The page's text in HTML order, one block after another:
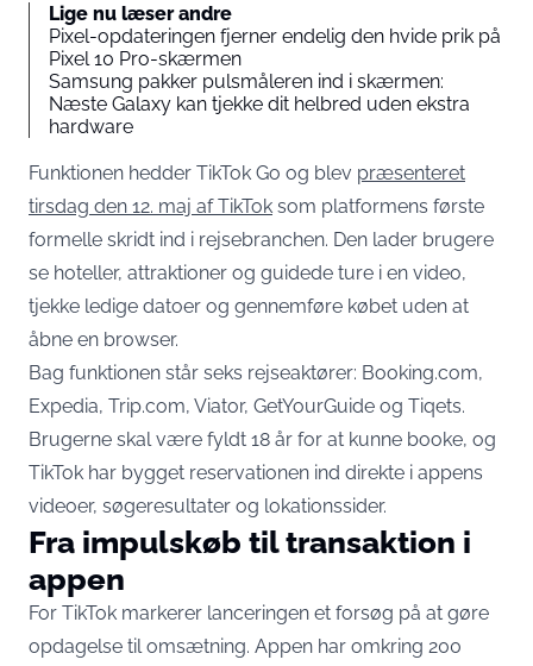
Lige nu læser andre
Pixel-opdateringen fjerner endelig den hvide prik på
Pixel 10 Pro-skærmen
Samsung pakker pulsmåleren ind i skærmen:
Næste Galaxy kan tjekke dit helbred uden ekstra
hardware
Funktionen hedder TikTok Go og blev præsenteret
tirsdag den 12. maj af TikTok som platformens første
formelle skridt ind i rejsebranchen. Den lader brugere
se hoteller, attraktioner og guidede ture i en video,
tjekke ledige datoer og gennemføre købet uden at
åbne en browser.
Bag funktionen står seks rejseaktører: Booking.com,
Expedia, Trip.com, Viator, GetYourGuide og Tiqets.
Brugerne skal være fyldt 18 år for at kunne booke, og
TikTok har bygget reservationen ind direkte i appens
videoer, søgeresultater og lokationssider.
Fra impulskøb til transaktion i
appen
For TikTok markerer lanceringen et forsøg på at gøre
opdagelse til omsætning. Appen har omkring 200